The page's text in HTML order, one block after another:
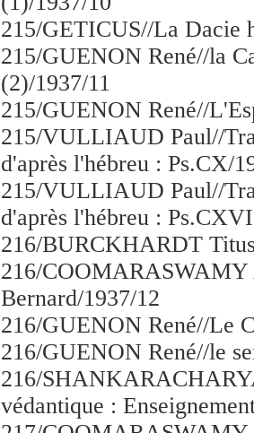
215/GETICUS//La Dacie
215/GUENON René//la
(2)/1937/11
215/GUENON René//
215/VULLIAUD Paul//
d'après l'hébreu : Ps.CX/
215/VULLIAUD Paul//
d'après l'hébreu :
216/BURCKHARDT
216/
Bernard/1937/12
216/GUENON René//Le
216/GUENON René//le
216/
védantique :